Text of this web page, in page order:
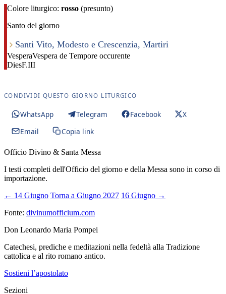
Colore liturgico: rosso (presunto)
Santo del giorno
Santi Vito, Modesto e Crescenzia, Martiri
VesperaVespera de Tempore occurente
DiesF.III
CONDIVIDI QUESTO GIORNO LITURGICO
WhatsApp Telegram Facebook
X
Email
Copia link
Officio Divino & Santa Messa
I testi completi dell'Officio del giorno e della Messa sono in corso di
importazione.
← 14 Giugno Torna a Giugno 2027 16 Giugno →
Fonte: divinumofficium.com
Don Leonardo Maria Pompei
Catechesi, prediche e meditazioni nella fedeltà alla Tradizione
cattolica e al rito romano antico.
Sostieni l’apostolato
Sezioni